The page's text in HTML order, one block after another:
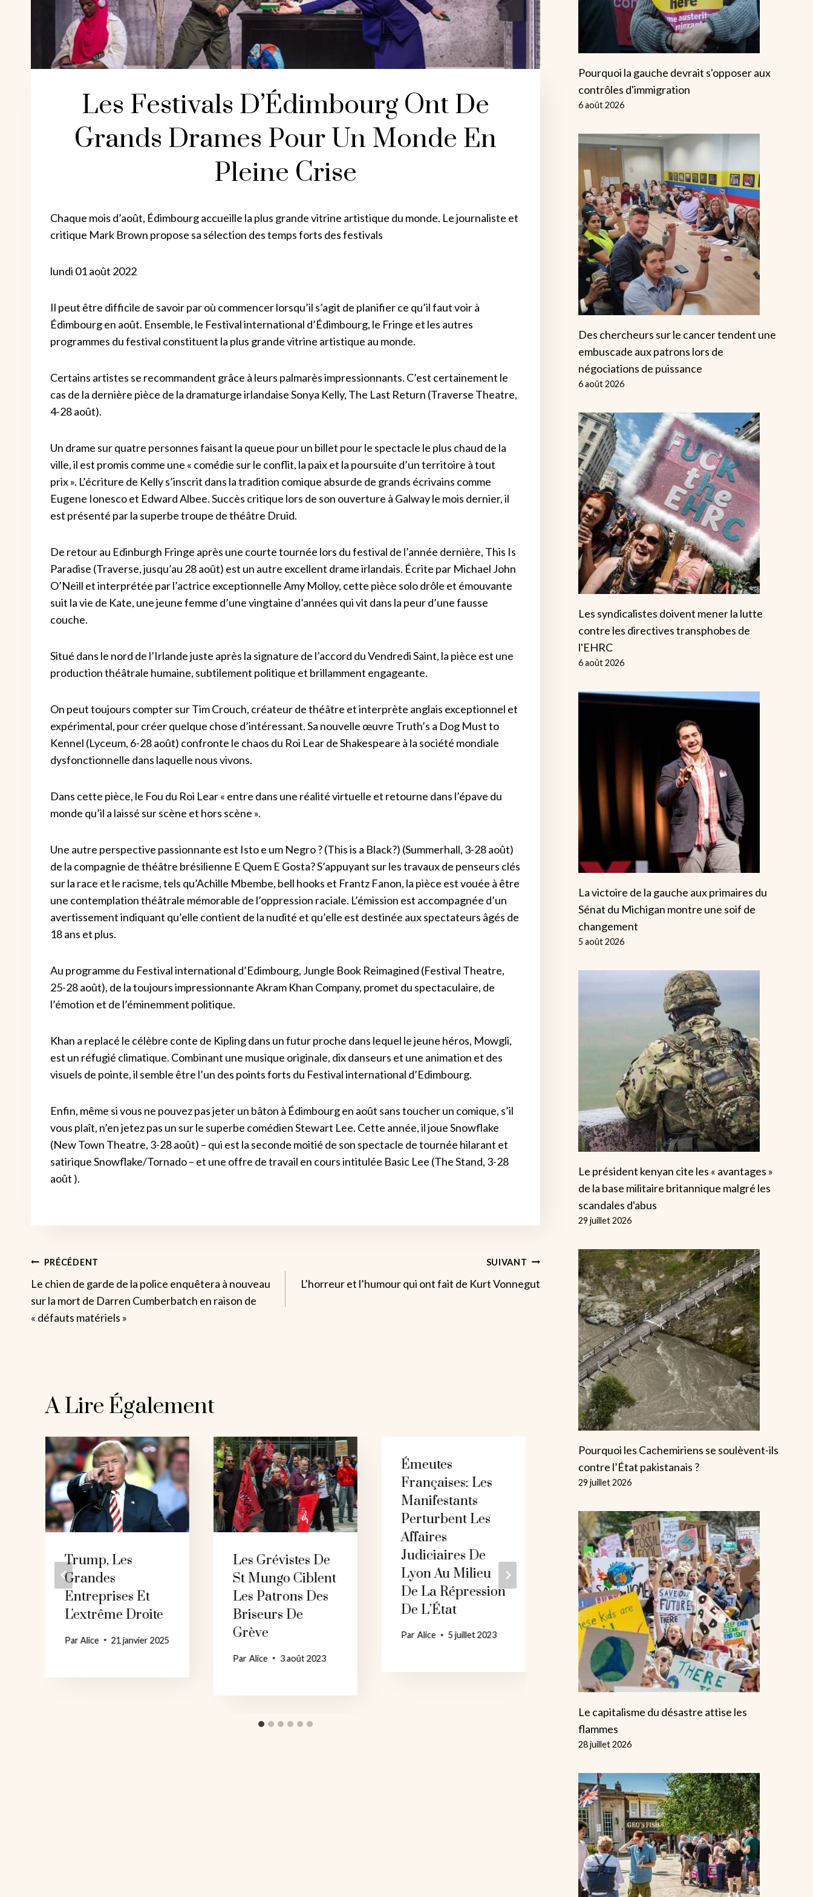
Les Festivals D’Édimbourg Ont De
Grands Drames Pour Un Monde En
Pleine Crise
Chaque mois d’août, Édimbourg accueille la plus grande vitrine artistique du monde. Le journaliste et
critique Mark Brown propose sa sélection des temps forts des festivals
lundi 01 août 2022
Il peut être difficile de savoir par où commencer lorsqu’il s’agit de planifier ce qu’il faut voir à
Édimbourg en août. Ensemble, le Festival international d’Édimbourg, le Fringe et les autres
programmes du festival constituent la plus grande vitrine artistique au monde.
Certains artistes se recommandent grâce à leurs palmarès impressionnants. C’est certainement le
cas de la dernière pièce de la dramaturge irlandaise Sonya Kelly, The Last Return (Traverse Theatre,
4-28 août).
Un drame sur quatre personnes faisant la queue pour un billet pour le spectacle le plus chaud de la
ville, il est promis comme une « comédie sur le conflit, la paix et la poursuite d’un territoire à tout
prix ». L’écriture de Kelly s’inscrit dans la tradition comique absurde de grands écrivains comme
Eugene Ionesco et Edward Albee. Succès critique lors de son ouverture à Galway le mois dernier, il
est présenté par la superbe troupe de théâtre Druid.
De retour au Edinburgh Fringe après une courte tournée lors du festival de l’année dernière, This Is
Paradise (Traverse, jusqu’au 28 août) est un autre excellent drame irlandais. Écrite par Michael John
O’Neill et interprétée par l’actrice exceptionnelle Amy Molloy, cette pièce solo drôle et émouvante
suit la vie de Kate, une jeune femme d’une vingtaine d’années qui vit dans la peur d’une fausse
couche.
Situé dans le nord de l’Irlande juste après la signature de l’accord du Vendredi Saint, la pièce est une
production théâtrale humaine, subtilement politique et brillamment engageante.
On peut toujours compter sur Tim Crouch, créateur de théâtre et interprète anglais exceptionnel et
expérimental, pour créer quelque chose d’intéressant. Sa nouvelle œuvre Truth’s a Dog Must to
Kennel (Lyceum, 6-28 août) confronte le chaos du Roi Lear de Shakespeare à la société mondiale
dysfonctionnelle dans laquelle nous vivons.
Dans cette pièce, le Fou du Roi Lear « entre dans une réalité virtuelle et retourne dans l’épave du
monde qu’il a laissé sur scène et hors scène ».
Une autre perspective passionnante est Isto e um Negro ? (This is a Black?) (Summerhall, 3-28 août)
de la compagnie de théâtre brésilienne E Quem E Gosta? S’appuyant sur les travaux de penseurs clés
sur la race et le racisme, tels qu’Achille Mbembe, bell hooks et Frantz Fanon, la pièce est vouée à être
une contemplation théâtrale mémorable de l’oppression raciale. L’émission est accompagnée d’un
avertissement indiquant qu’elle contient de la nudité et qu’elle est destinée aux spectateurs âgés de
18 ans et plus.
Au programme du Festival international d’Edimbourg, Jungle Book Reimagined (Festival Theatre,
25-28 août), de la toujours impressionnante Akram Khan Company, promet du spectaculaire, de
l’émotion et de l’éminemment politique.
Khan a replacé le célèbre conte de Kipling dans un futur proche dans lequel le jeune héros, Mowgli,
est un réfugié climatique. Combinant une musique originale, dix danseurs et une animation et des
visuels de pointe, il semble être l’un des points forts du Festival international d’Edimbourg.
Enfin, même si vous ne pouvez pas jeter un bâton à Édimbourg en août sans toucher un comique, s’il
vous plaît, n’en jetez pas un sur le superbe comédien Stewart Lee. Cette année, il joue Snowflake
(New Town Theatre, 3-28 août) – qui est la seconde moitié de son spectacle de tournée hilarant et
satirique Snowflake/Tornado – et une offre de travail en cours intitulée Basic Lee (The Stand, 3-28
août ).
Navigation
De
L’article
PRÉCÉDENT
Le chien de garde de la police enquêtera à nouveau
sur la mort de Darren Cumberbatch en raison de
« défauts matériels »
SUIVANT
L’horreur et l’humour qui ont fait de Kurt Vonnegut
A Lire Également
Trump, Les
Grandes
Entreprises Et
L'extrême Droite
ParAlice 21 janvier 2025
Les Grévistes De
St Mungo Ciblent
Les Patrons Des
Briseurs De
Grève
ParAlice 3 août 2023
Émeutes
Françaises: Les
Manifestants
Perturbent Les
Affaires
Judiciaires De
Lyon Au Milieu
De La Répression
De L’État
ParAlice 5 juillet 2023
De Nouveaux
Missiles Vont
Poursuivre La
Course Aux
Armements En
Australie
Par Alice 2 mai 2023
Pénurie De
Fruits Et
Légumes ?
ParAlice
26 février 2023
Pourquoi la gauche devrait s'opposer aux
contrôles d'immigration
6 août 2026
Des chercheurs sur le cancer tendent une
embuscade aux patrons lors de
négociations de puissance
6 août 2026
Les syndicalistes doivent mener la lutte
contre les directives transphobes de
l'EHRC
6 août 2026
La victoire de la gauche aux primaires du
Sénat du Michigan montre une soif de
changement
5 août 2026
Le président kenyan cite les « avantages »
de la base militaire britannique malgré les
scandales d'abus
29 juillet 2026
Pourquoi les Cachemiriens se soulèvent-ils
contre l’État pakistanais ?
29 juillet 2026
Le capitalisme du désastre attise les
flammes
28 juillet 2026